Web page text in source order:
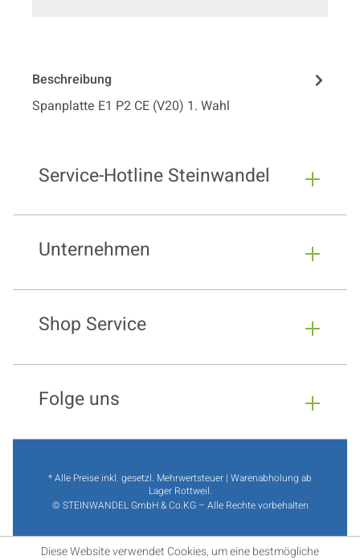
Beschreibung
Spanplatte E1 P2 CE (V20) 1. Wahl
Service-Hotline Steinwandel
Unternehmen
Shop Service
Folge uns
* Alle Preise inkl. gesetzl. Mehrwertsteuer | Warenabholung ab
Lager Rottweil.
© STEINWANDEL GmbH & Co.KG – Alle Rechte vorbehalten
Diese Website verwendet Cookies, um eine bestmögliche